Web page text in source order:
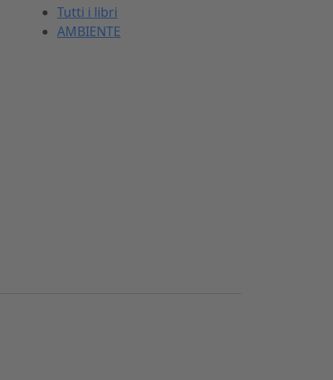
Tutti i libri
AMBIENTE